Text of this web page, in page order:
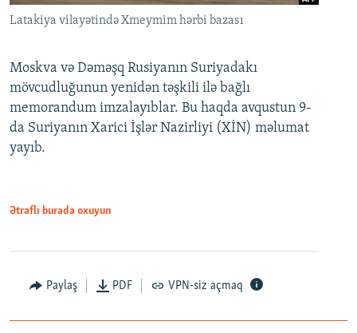
Latakiya vilayətində Xmeymim hərbi bazası
Moskva və Dəməşq Rusiyanın Suriyadakı
mövcudluğunun yenidən təşkili ilə bağlı
memorandum imzalayıblar. Bu haqda avqustun 9-
da Suriyanın Xarici İşlər Nazirliyi (XİN) məlumat
yayıb.
Ətraflı burada oxuyun
Paylaş PDF VPN-siz açmaq